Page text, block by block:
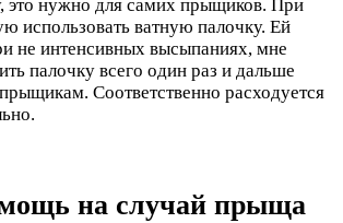
это нужно для самих прыщиков. При
использовать ватную палочку. Ей
не интенсивных высыпаниях, мне
палочку всего один раз и дальше
Соответственно расходуется
на случай прыща